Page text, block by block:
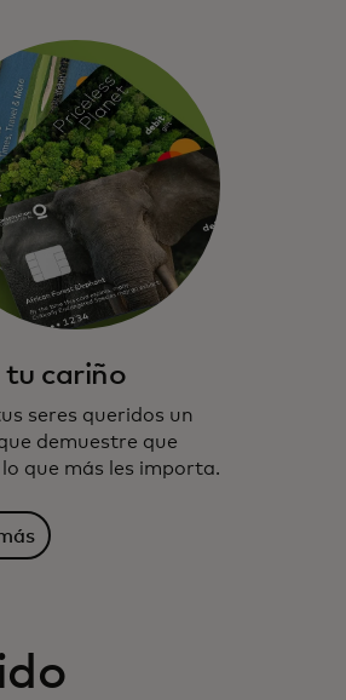
tu cariño
seres queridos un
demuestre que
que más les importa.